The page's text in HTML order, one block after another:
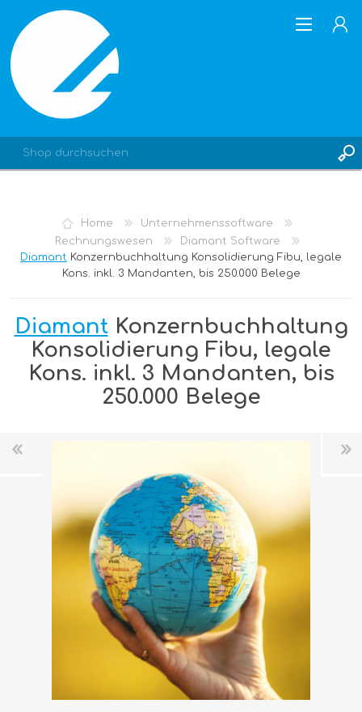
REGISTRIERUNG
ANMELDEN
Home
Unternehmenssoftware
Rechnungswesen
Diamant Software
Diamant Konzernbuchhaltung Konsolidierung Fibu, legale
Kons. inkl. 3 Mandanten, bis 250.000 Belege
DiamantKonzernbuchhaltung
Konsolidierung Fibu, legale
Kons. inkl. 3 Mandanten, bis
250.000 Belege